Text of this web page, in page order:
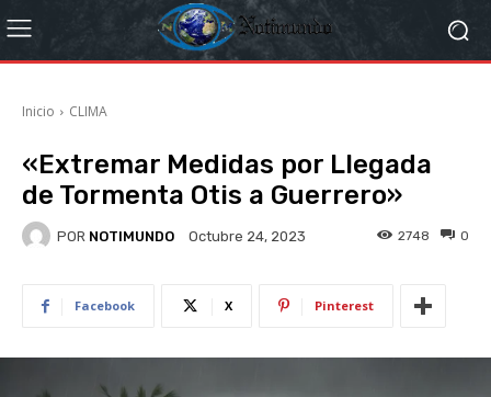
Inicio CLIMA
«Extremar Medidas por Llegada
de Tormenta Otis a Guerrero»
POR NOTIMUNDO Octubre 24, 2023 0
2748
Facebook X Pinterest